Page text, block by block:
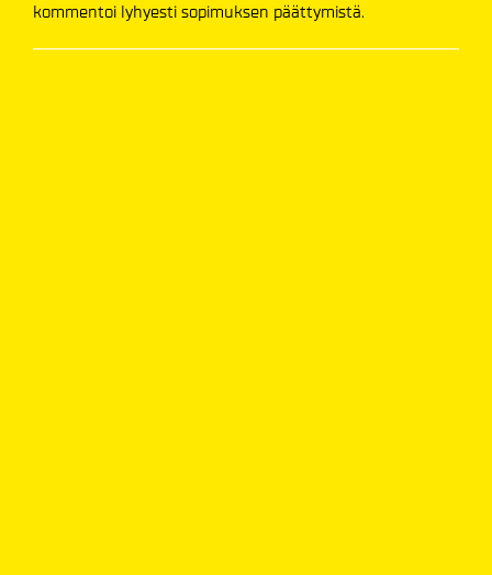
kommentoi lyhyesti sopimuksen päättymistä.